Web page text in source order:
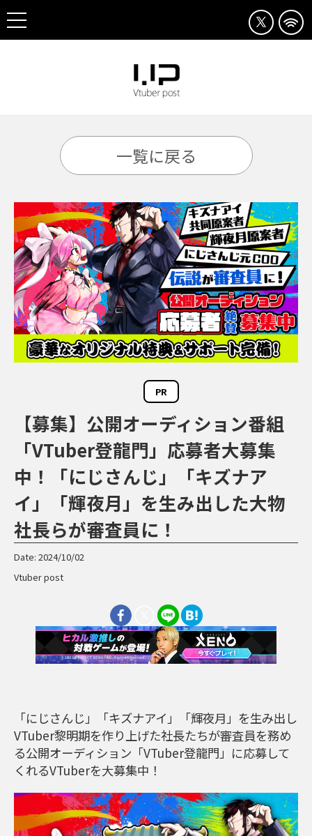
一覧に戻る
PR
【募集】公開オーディション番組
「VTuber登龍門」応募者大募集
中！「にじさんじ」「キズナア
イ」「輝夜月」を生み出した大物
社長らが審査員に！
Date: 2024/10/02
Vtuber post
「にじさんじ」「キズナアイ」「輝夜月」を生み出し
VTuber黎明期を作り上げた社長たちが審査員を務め
る公開オーディション「VTuber登龍門」に応募して
くれるVTuberを大募集中！